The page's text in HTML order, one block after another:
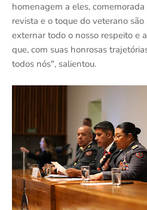
homenagem a eles,
revista e o toque do veterano
externar todo o nosso respeito e
que, com suas honrosas
todos nós", salientou.